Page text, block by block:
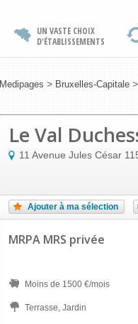
UN VASTE CHOIX
D'ÉTABLISSEMENTS
Medipages > Bruxelles-Capitale
Le Val
11 Avenue Jules César
Ajouter à ma sélection
MRPA MRS privée
Moins de 1500 €/mois
Terrasse, Jardin